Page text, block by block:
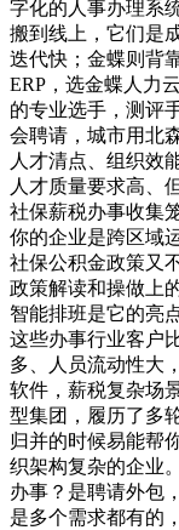
字化的人事办理系
搬到线上，它们是
迭代快；金蝶则背
ERP，选金蝶人力
的专业选手，测评
会聘请，城市用北
人才清点、组织效
人才质量要求高、
社保薪税办事收集
你的企业是跨区域
社保公积金政策又
政策解读和操做上
智能排班是它的亮
这些办事行业客户
多、人员流动性大
软件，薪税复杂场
型集团，履历了多
归并的时候易能帮
织架构复杂的企业
办事？是聘请外包
是多个需求都有的